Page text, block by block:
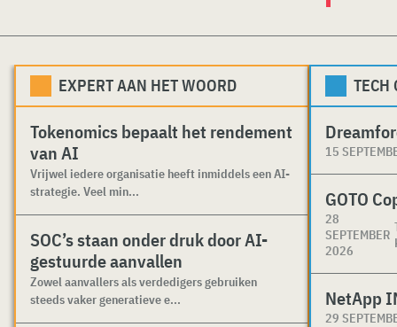
EXPERT AAN HET WOORD
Tokenomics bepaalt het rendement
van AI
Vrijwel iedere organisatie heeft inmiddels een AI-
strategie. Veel min...
SOC’s staan onder druk door AI-
gestuurde aanvallen
Zowel aanvallers als verdedigers gebruiken
steeds vaker generatieve e...
TECH
15
GOTO
28
SEPTEMBER
2026
NetApp
29